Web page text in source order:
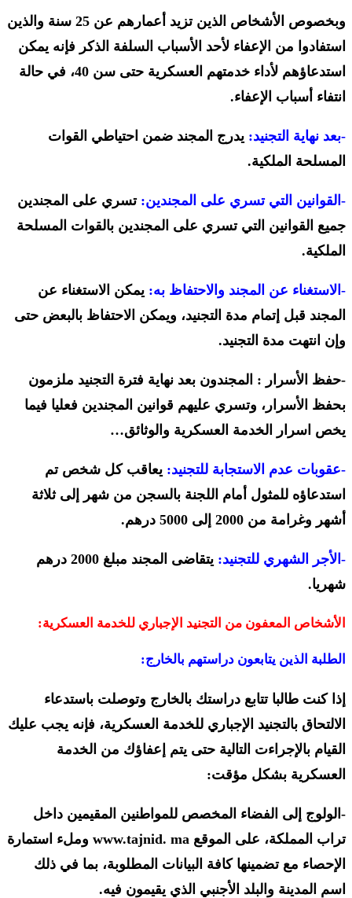
وبخصوص الأشخاص الذين تزيد أعمارهم عن 25 سنة والذين
استفادوا من الإعفاء لأحد الأسباب السلفة الذكر فإنه يمكن
استدعاؤهم لأداء خدمتهم العسكرية حتى سن 40، في حالة
انتفاء أسباب الإعفاء.
-بعد نهاية التجنيد: يدرج المجند ضمن احتياطي القوات
المسلحة الملكية.
-القوانين التي تسري على المجندين: تسري على المجندين
جميع القوانين التي تسري على المجندين بالقوات المسلحة
الملكية.
-الاستغناء عن المجند والاحتفاظ به: يمكن الاستغناء عن
المجند قبل إتمام مدة التجنيد، ويمكن الاحتفاظ بالبعض حتى
وإن انتهت مدة التجنيد.
-حفظ الأسرار : المجندون بعد نهاية فترة التجنيد ملزمون
بحفظ الأسرار، وتسري عليهم قوانين المجندين فعليا فيما
يخص اسرار الخدمة العسكرية والوثائق…
-عقوبات عدم الاستجابة للتجنيد: يعاقب كل شخص تم
استدعاؤه للمثول أمام اللجنة بالسجن من شهر إلى ثلاثة
أشهر وغرامة من 2000 إلى 5000 درهم.
-الأجر الشهري للتجنيد:
يتقاضى المجند مبلغ 2000 درهم
شهريا.
الأشخاص المعفون من التجنيد الإجباري للخدمة العسكرية:
الطلبة الذين يتابعون دراستهم بالخارج:
إذا كنت طالبا تتابع دراستك بالخارج وتوصلت باستدعاء
الالتحاق بالتجنيد الإجباري للخدمة العسكرية، فإنه يجب عليك
القيام بالإجراءت التالية حتى يتم إعفاؤك من الخدمة
العسكرية بشكل مؤقت:
-الولوج إلى الفضاء المخصص للمواطنين المقيمين داخل
تراب المملكة، على الموقع www.tajnid. ma وملء استمارة
الإحصاء مع تضمينها كافة البيانات المطلوبة، بما في ذلك
اسم المدينة والبلد الأجنبي الذي يقيمون فيه.